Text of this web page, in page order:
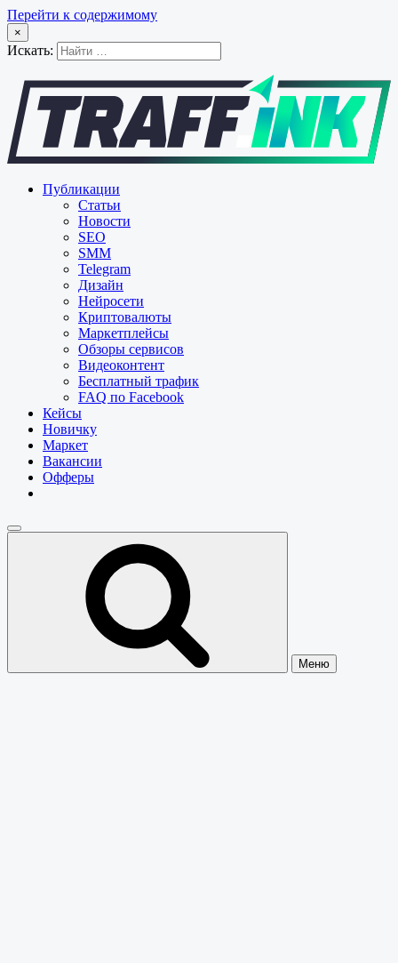
Перейти к содержимому
×
Искать:
Публикации
Статьи
Новости
SEO
SMM
Telegram
Дизайн
Нейросети
Криптовалюты
Маркетплейсы
Обзоры сервисов
Видеоконтент
Бесплатный трафик
FAQ по Facebook
Кейсы
Новичку
Маркет
Вакансии
Офферы
Меню